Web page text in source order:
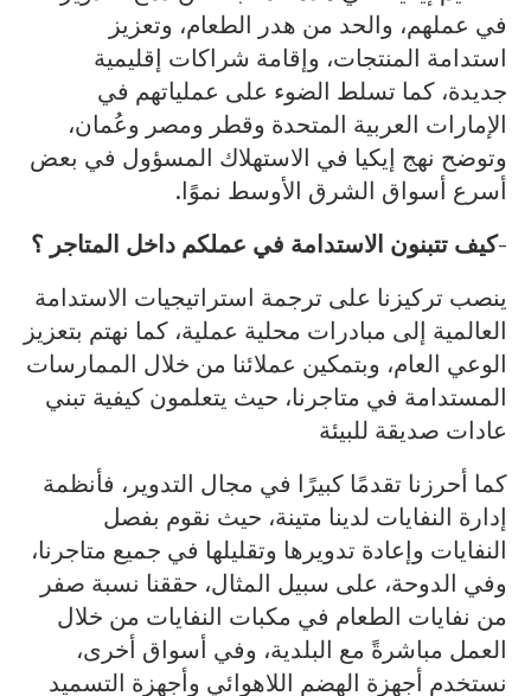
في عملهم، والحد من هدر الطعام، وتعزيز
استدامة المنتجات، وإقامة شراكات إقليمية
جديدة، كما تسلط الضوء على عملياتهم في
الإمارات العربية المتحدة وقطر ومصر وعُمان،
وتوضح نهج إيكيا في الاستهلاك المسؤول في بعض
أسرع أسواق الشرق الأوسط نموًا.
-كيف تتبنون الاستدامة في عملكم داخل المتاجر ؟
ينصب تركيزنا على ترجمة استراتيجيات الاستدامة
العالمية إلى مبادرات محلية عملية، كما نهتم بتعزيز
الوعي العام، وبتمكين عملائنا من خلال الممارسات
المستدامة في متاجرنا، حيث يتعلمون كيفية تبني
عادات صديقة للبيئة
كما أحرزنا تقدمًا كبيرًا في مجال التدوير، فأنظمة
إدارة النفايات لدينا متينة، حيث نقوم بفصل
النفايات وإعادة تدويرها وتقليلها في جميع متاجرنا،
وفي الدوحة، على سبيل المثال، حققنا نسبة صفر
من نفايات الطعام في مكبات النفايات من خلال
العمل مباشرةً مع البلدية، وفي أسواق أخرى،
نستخدم أجهزة الهضم اللاهوائي وأجهزة التسميد